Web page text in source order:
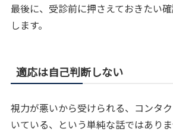
最後に、受診前に押さえておきたい
します。
適応は自己判断しない
視力が悪いから受けられる、コンタ
いている、という単純な話ではありま